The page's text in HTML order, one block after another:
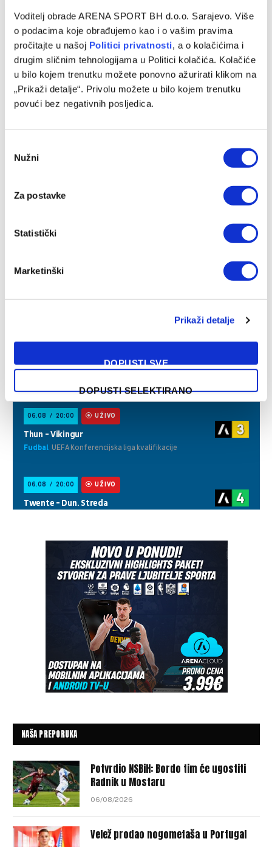
Voditelj obrade ARENA SPORT BH d.o.o. Sarajevo. Više
o podacima koje obrađujemo kao i o vašim pravima
pročitajte u našoj Politici privatnosti, a o kolačićima i
drugim sličnim tehnologijama u Politici kolačića. Kolačiće
u bilo kojem trenutku možete ponovno ažurirati klikom na
„Prikaži detalje“. Privolu možete u bilo kojem trenutku
povući bez negativnih posljedica.
Selection
Nužni
Za postavke
Statistički
Marketinški
Prikaži detalje
DOPUSTI SVE
DOPUSTI SELEKTIRANO
Rukometaši Bosne osvojili titulu i vratili se u
Premijer ligu BiH
11/05/2024
U dvorani Ramiz Salčin na Mojmilu, atmosfera je bila
fantastična u subotu, 11. maja, kada su rukometaši
sarajevske Bosne osvojili…
NAŠA PREPORUKA
Potvrdio NSBiH: Bordo tim će ugostiti
Radnik u Mostaru
06/08/2026
Velež prodao nogometaša u Portugal